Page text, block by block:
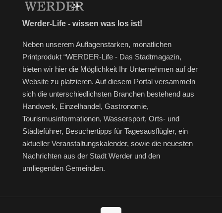
Werder-Life - wissen was los ist!
Neben unserem Auflagenstarken, monatlichen
Printprodukt “WERDER-Life - Das Stadtmagazin,
bieten wir hier die Möglichkeit Ihr Unternehmen auf der
Website zu platzieren. Auf diesem Portal versammeln
sich die unterschiedlichsten Branchen bestehend aus
Handwerk, Einzelhandel, Gastronomie,
Tourismusinformationen, Wassersport, Orts- und
Städteführer, Besuchertipps für Tagesausflügler, ein
aktueller Veranstaltungskalender, sowie die neuesten
Nachrichten aus der Stadt Werder und den
umliegenden Gemeinden.